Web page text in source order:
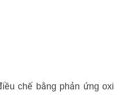
chế bằng phản ứng oxi